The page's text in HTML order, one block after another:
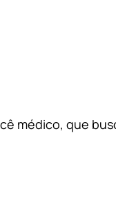
médico, que